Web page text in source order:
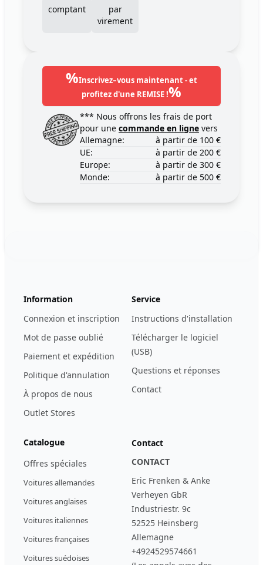
comptant
par
virement
%Inscrivez–vous maintenant - et
profitez d'une REMISE !%
*** Nous offrons les frais de port
pour une commande en ligne vers
Allemagne:
à partir de 100 €
UE:
à partir de 200 €
Europe:
à partir de 300 €
Monde:
à partir de 500 €
Information
Connexion et inscription
Mot de passe oublié
Paiement et expédition
Politique d'annulation
À propos de nous
Outlet Stores
Service
Instructions d'installation
Télécharger le logiciel
(USB)
Questions et réponses
Contact
Catalogue
Offres spéciales
Voitures allemandes
Voitures anglaises
Voitures italiennes
Voitures françaises
Voitures suédoises
Contact
CONTACT
Eric Frenken & Anke
Verheyen GbR
Industriestr. 9c
52525 Heinsberg
Allemagne
+4924529574661